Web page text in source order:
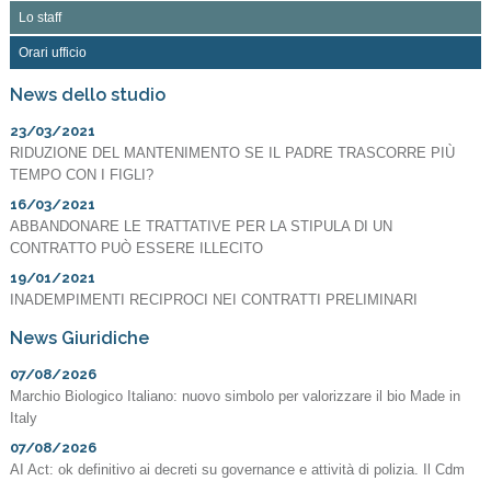
Lo staff
Orari ufficio
News dello studio
23/03/2021
RIDUZIONE DEL MANTENIMENTO SE IL PADRE TRASCORRE PIÙ
TEMPO CON I FIGLI?
16/03/2021
ABBANDONARE LE TRATTATIVE PER LA STIPULA DI UN
CONTRATTO PUÒ ESSERE ILLECITO
19/01/2021
INADEMPIMENTI RECIPROCI NEI CONTRATTI PRELIMINARI
News Giuridiche
07/08/2026
Marchio Biologico Italiano: nuovo simbolo per valorizzare il bio Made in
Italy
07/08/2026
AI Act: ok definitivo ai decreti su governance e attività di polizia. Il Cdm